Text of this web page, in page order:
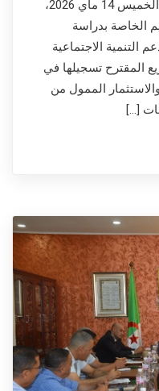
#سمير_شيباني، صباح هذا اليوم الخميس 14 ماي 2026،
الخاصة بدراسة
التنمية الاجتماعية
المقترح تسجيلها في
الممول من
[…]